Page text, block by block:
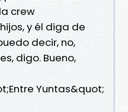
crew
y él diga de
decir, no,
digo. Bueno,
Yuntas&quot;